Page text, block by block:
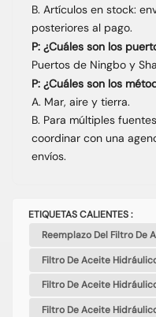
B. Artículos en stock:
posteriores al pago.
P: ¿Cuáles son los
Puertos de Ningbo y
P: ¿Cuáles son los
A. Mar, aire y tierra.
B. Para múltiples
coordinar con una
envíos.
ETIQUETAS CALIENTES :
Reemplazo Del Filtro De
Filtro De Aceite
Filtro De Aceite
Filtro De Aceite